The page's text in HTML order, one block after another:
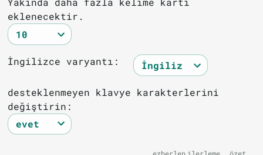
eklenecektir.
İngilizce varyantı:
desteklenmeyen klavye karakterlerini
değiştirin: